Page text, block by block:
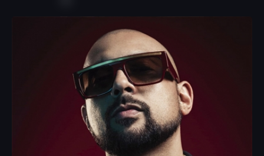
Tired, y cuenta con la voz del cantante irlandés